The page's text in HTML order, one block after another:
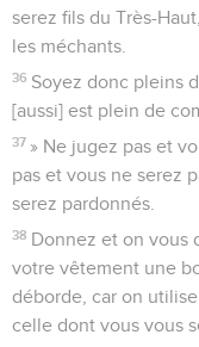
serez fils du Très-
les méchants.
36 Soyez donc pleins
[aussi] est plein de
37 » Ne jugez pas et
pas et vous ne serez
serez pardonnés.
38 Donnez et on vous
votre vêtement une
déborde, car on
celle dont vous vous